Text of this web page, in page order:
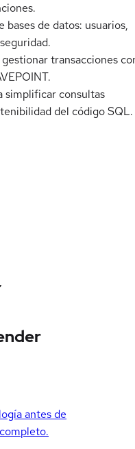
bases de datos: usuarios,
transacciones
simplificar consultas
del código SQL.
antes de